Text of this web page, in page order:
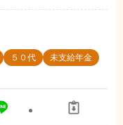
５０代 未支給年金